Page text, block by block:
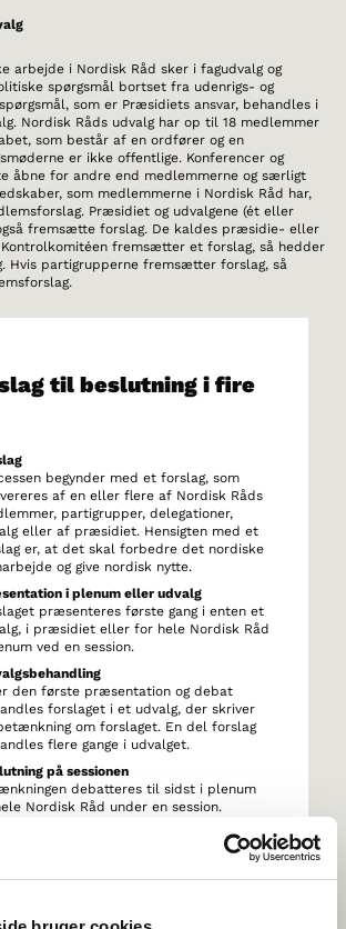
arbejde i Nordisk Råd sker i fagudvalg og
spørgsmål bortset fra udenrigs- og
som er Præsidiets ansvar, behandles i
Nordisk Råds udvalg har op til 18 medlemmer
som består af en ordfører og en
er ikke offentlige. Konferencer og
åbne for andre end medlemmerne og særligt
som medlemmerne i Nordisk Råd har,
Præsidiet og udvalgene (ét eller
fremsætte forslag. De kaldes præsidie- eller
Kontrolkomitéen fremsætter et forslag, så hedder
Hvis partigrupperne fremsætter forslag, så
til beslutning i fire
begynder med et forslag, som
af en eller flere af Nordisk Råds
partigrupper, delegationer,
eller af præsidiet. Hensigten med et
er, at det skal forbedre det nordiske
og give nordisk nytte.
i plenum eller udvalg
præsenteres første gang i enten et
i præsidiet eller for hele Nordisk Råd
ved en session.
den første præsentation og debat
forslaget i et udvalg, der skriver
om forslaget. En del forslag
flere gange i udvalget.
på sessionen
debatteres til sidst i plenum
Nordisk Råd under en session.
en endelig beslutning i præsidiet. Hvis
flertal, bliver det en